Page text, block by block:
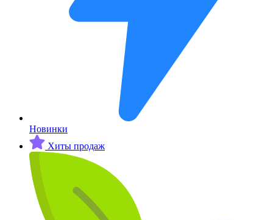
Новинки
Хиты продаж